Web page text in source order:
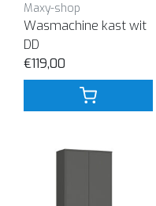
Maxy-shop
Wasmachine kast wit
DD
€119,00